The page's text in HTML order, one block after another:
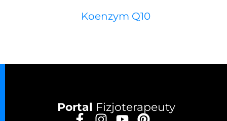
Koenzym Q10
Portal Fizjoterapeuty